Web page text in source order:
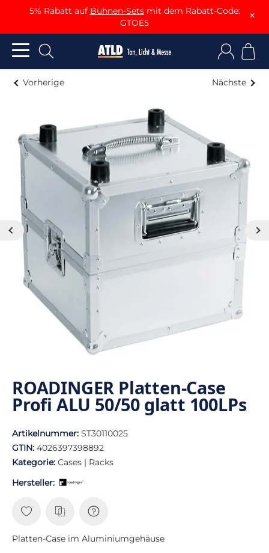
5% Rabatt auf Bühnen-Setsmit dem Rabatt-Code:
GTOE5
×
Vorherige Nächste
ROADINGER Platten-Case
Profi ALU 50/50 glatt 100LPs
Artikelnummer: ST30110025
GTIN: 4026397398892
Kategorie: Cases | Racks
Hersteller:
Platten-Case im Aluminiumgehäuse